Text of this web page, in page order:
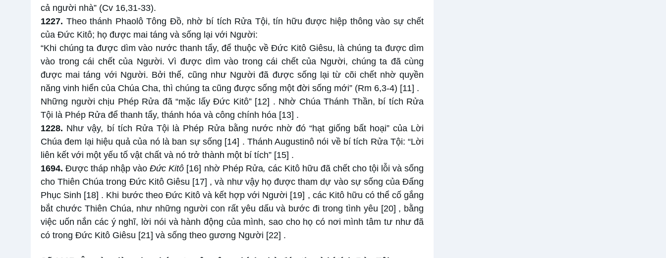
cả người nhà” (Cv 16,31-33).
1227. Theo thánh Phaolô Tông Đồ, nhờ bí tích Rửa Tội, tín hữu được hiệp thông vào sự chết
của Đức Kitô; họ được mai táng và sống lại với Người:
“Khi chúng ta được dìm vào nước thanh tẩy, để thuộc về Đức Kitô Giêsu, là chúng ta được dìm
vào trong cái chết của Người. Vì được dìm vào trong cái chết của Người, chúng ta đã cùng
được mai táng với Người. Bởi thế, cũng như Người đã được sống lại từ cõi chết nhờ quyền
năng vinh hiển của Chúa Cha, thì chúng ta cũng được sống một đời sống mới” (Rm 6,3-4) [11] .
Những người chịu Phép Rửa đã “mặc lấy Đức Kitô”[12] . Nhờ Chúa Thánh Thần, bí tích Rửa
Tội là Phép Rửa để thanh tẩy, thánh hóa và công chính hóa [13] .
1228. Như vậy, bí tích Rửa Tội là Phép Rửa bằng nước nhờ đó “hạt giống bất hoại” của Lời
Chúa đem lại hiệu quả của nó là ban sự sống [14] . Thánh Augustinô nói về bí tích Rửa Tội: “Lời
liên kết với một yếu tố vật chất và nó trở thành một bí tích” [15] .
1694. Được tháp nhập vàoĐức Kitô [16] nhờ Phép Rửa, các Kitô hữu đã chết cho tội lỗi và sống
cho Thiên Chúa trong Đức Kitô Giêsu [17] , và như vậy họ được tham dự vào sự sống của Đấng
Phục Sinh [18] . Khi bước theo Đức Kitô và kết hợp với Người [19] , các Kitô hữu có thể cố gắng
bắt chước Thiên Chúa, như những người con rất yêu dấu và bước đi trong tình yêu [20] , bằng
việc uốn nắn các ý nghĩ, lời nói và hành động của mình, sao cho họ có nơi mình tâm tư như đã
có trong Đức Kitô Giêsu [21] và sống theo gương Người [22] .